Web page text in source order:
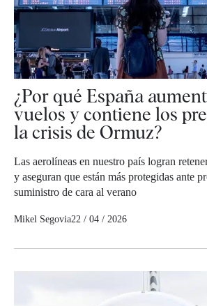
¿Por qué España
vuelos y contiene los
la crisis de Ormuz?
Las aerolíneas en nuestro país logran
y aseguran que están más protegidas ante
suministro de cara al verano
Mikel Segovia22 / 04 / 2026